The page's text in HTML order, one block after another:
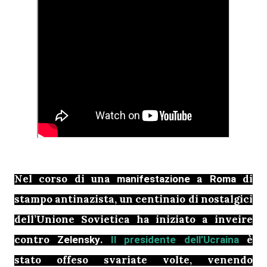
Nel corso di una manifestazionea Roma di
stampo antinazista, un centinaio di nostalgici
dell’Unione Sovietica ha iniziato a inveire
controZelensky.Il presidente dell’Ucraina è
stato offeso svariate volte, venendo